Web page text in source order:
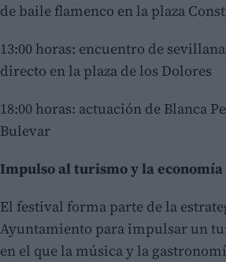
de baile flamenco en la plaza
13:00 horas: encuentro de
directo en la plaza de los Dolores
18:00 horas: actuación de Blanca
Bulevar
Impulso al turismo y la
El festival forma parte de la
Ayuntamiento para impulsar un
en el que la música y la